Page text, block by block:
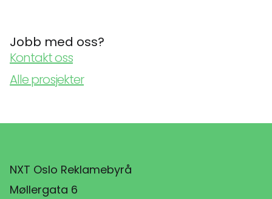
Jobb med oss?
Kontakt oss
Alle prosjekter
NXT Oslo Reklamebyrå
Møllergata 6